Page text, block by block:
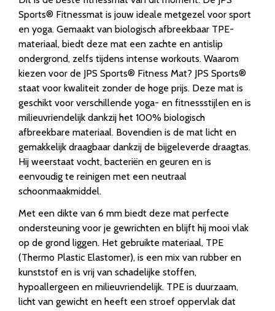
Sports® Fitnessmat is jouw ideale metgezel voor sport
en yoga. Gemaakt van biologisch afbreekbaar TPE-
materiaal, biedt deze mat een zachte en antislip
ondergrond, zelfs tijdens intense workouts. Waarom
kiezen voor de JPS Sports® Fitness Mat? JPS Sports®
staat voor kwaliteit zonder de hoge prijs. Deze mat is
geschikt voor verschillende yoga- en fitnessstijlen en is
milieuvriendelijk dankzij het 100% biologisch
afbreekbare materiaal. Bovendien is de mat licht en
gemakkelijk draagbaar dankzij de bijgeleverde draagtas.
Hij weerstaat vocht, bacteriën en geuren en is
eenvoudig te reinigen met een neutraal
schoonmaakmiddel.
Met een dikte van 6 mm biedt deze mat perfecte
ondersteuning voor je gewrichten en blijft hij mooi vlak
op de grond liggen. Het gebruikte materiaal, TPE
(Thermo Plastic Elastomer), is een mix van rubber en
kunststof en is vrij van schadelijke stoffen,
hypoallergeen en milieuvriendelijk. TPE is duurzaam,
licht van gewicht en heeft een stroef oppervlak dat